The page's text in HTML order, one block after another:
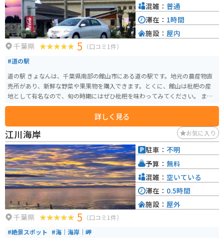
千葉県 5 （口コミ1件）
#道の駅
道の駅 きょなんは、千葉県南部の館山市にある道の駅です。地元の農産物直
売所があり、新鮮な野菜や果果物を購入できます。とくに、館山は枇杷の産
地として有名なので、旬の時期にはぜひ枇杷を味わってみてください。 ま
た、道の駅 きょなんは、館山湾に面しており、美しい海の景色を一望できま
す。特に、夕暮れ時は絶景です。バイクで訪れる際は、海岸線を走るのがおす
すめです。道の駅から少し足を伸ばせば、海水浴やマリンスポーツを楽しめ
るスポットもあります。
詳しく見る
混雑： 普通
滞在： 1時間
施設： 屋内
江川海岸 お気に入り
千葉県 5 （口コミ1件）
#絶景スポット #海｜海岸｜岬
駐車： 不明
予算： 無料
混雑： 空いている
滞在： 0.5時間
施設： 屋外